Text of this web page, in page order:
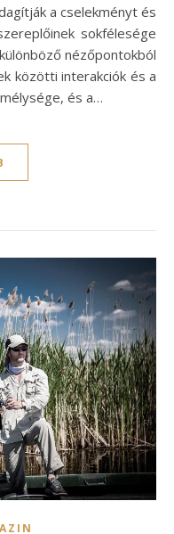
a cselekményt és
sokfélesége
nézőpontokból
közötti interakciók és a
és a…